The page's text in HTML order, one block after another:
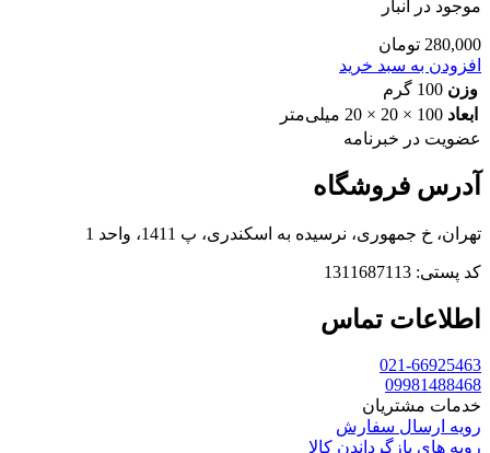
موجود در انبار
280,000 تومان
افزودن به سبد خرید
وزن 100 گرم
ابعاد 100 × 20 × 20 میلی‌متر
عضویت در خبرنامه
آدرس فروشگاه
تهران، خ جمهوری، نرسیده به اسکندری، پ 1411، واحد 1
کد پستی: 1311687113
اطلاعات تماس
021-66925463
09981488468
خدمات مشتریان
رویه ارسال سفارش
رویه های بازگرداندن کالا